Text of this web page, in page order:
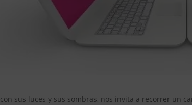
sus luces y sus sombras, nos invita a recorrer un